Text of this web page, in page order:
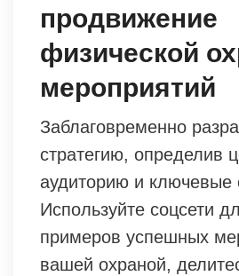
продвижение
физической
мероприятий
Заблаговременно
стратегию, определив
аудиторию и ключевые
Используйте соцсети
примеров успешных
вашей охраной,